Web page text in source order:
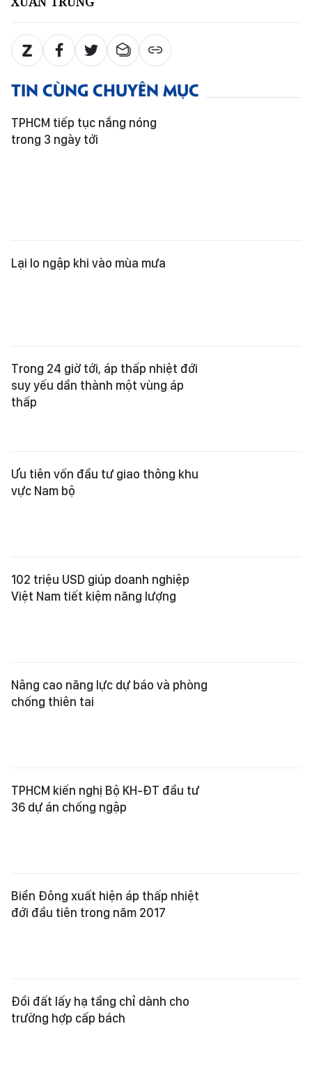
TIN CÙNG CHUYÊN MỤC
TPHCM tiếp tục nắng nóng
trong 3 ngày tới
Lại lo ngập khi vào mùa mưa
Trong 24 giờ tới, áp thấp nhiệt đới
suy yếu dần thành một vùng áp
thấp
Ưu tiên vốn đầu tư giao thông khu
vực Nam bộ
102 triệu USD giúp doanh nghiệp
Việt Nam tiết kiệm năng lượng
Nâng cao năng lực dự báo và phòng
chống thiên tai
TPHCM kiến nghị Bộ KH-ĐT đầu tư
36 dự án chống ngập
Biển Đông xuất hiện áp thấp nhiệt
đới đầu tiên trong năm 2017
Đổi đất lấy hạ tầng chỉ dành cho
trường hợp cấp bách